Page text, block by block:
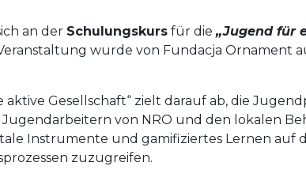
an der Schulungskurs für die „Jugend für
wurde von Fundacja Ornament
aktive Gesellschaft“ zielt darauf ab, die
von NRO und den lokalen
Instrumente und gamifiziertes Lernen auf
zuzugreifen.